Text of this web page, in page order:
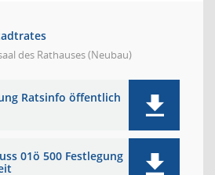
des Rathauses (Neubau)
Ratsinfo öffentlich
01ö 500 Festlegung